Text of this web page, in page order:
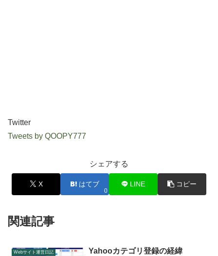
Twitter
Tweets by QOOPY777
シェアする
X はてブ
0
LINE コピー
関連記事
Webサイト運営日記 Yahooカテゴリ登録の経緯